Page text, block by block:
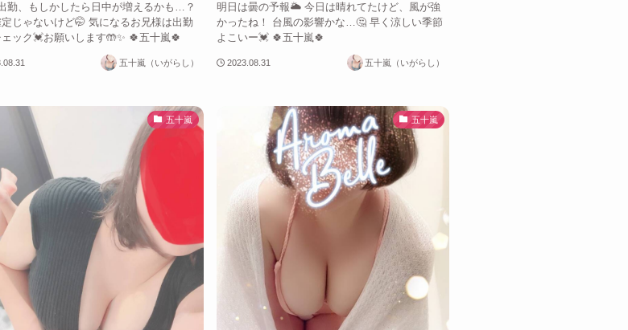
勤、もしかしたら日中が増えるかも…？
定じゃないけど🤭 気になるお兄様は出勤
ェック💓お願いします🤲✨ 🍀五十嵐🍀
五十嵐（いがらし）
明日は曇の予報🌥 今日は晴れてたけど、風が強
かったね！ 台風の影響かな…🤔 早く涼しい季節
よこいー💓 🍀五十嵐🍀
2023.08.31 五十嵐（いがらし）
五十嵐 五十嵐